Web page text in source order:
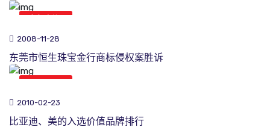
2008-11-28
东莞市恒生珠宝金行商标侵权案胜诉
2010-02-23
比亚迪、美的入选价值品牌排行